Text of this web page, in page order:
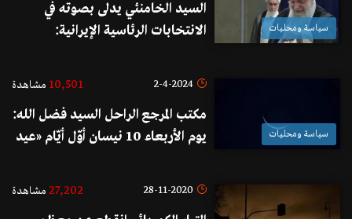
سياسة ومحليات
السيد الخامنئي يدلى بصوته في
الانتخابات الرئاسية الإيرانية:
وسلامة إيران
سياسة ومحليات
2-4-2024
10,501 مشاهدة
مكتب المرجع الراحل السيد فضل الله:
يوم الأربعاء 10 نيسان أوّل أيّام «عيد
28-11-2020
27,202 مشاهدة